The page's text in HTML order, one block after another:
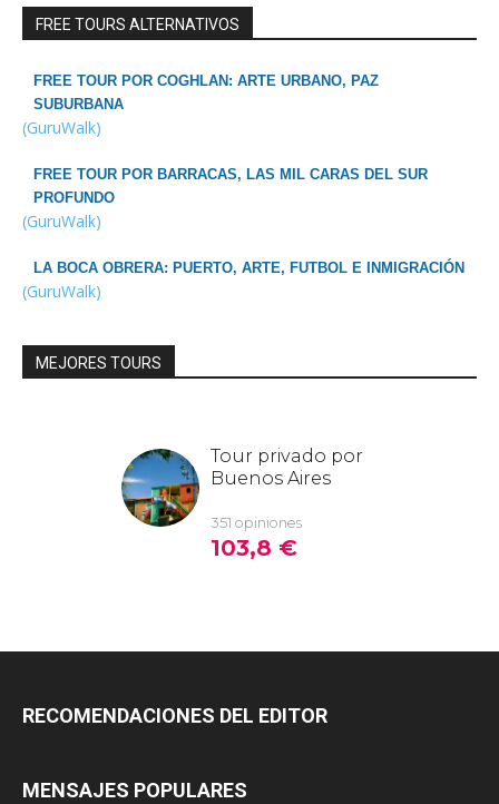
FREE TOURS ALTERNATIVOS
FREE TOUR POR COGHLAN: ARTE URBANO, PAZ
SUBURBANA
(GuruWalk)
FREE TOUR POR BARRACAS, LAS MIL CARAS DEL SUR
PROFUNDO
(GuruWalk)
LA BOCA OBRERA: PUERTO, ARTE, FUTBOL E INMIGRACIÓN
(GuruWalk)
MEJORES TOURS
RECOMENDACIONES DEL EDITOR
MENSAJES POPULARES